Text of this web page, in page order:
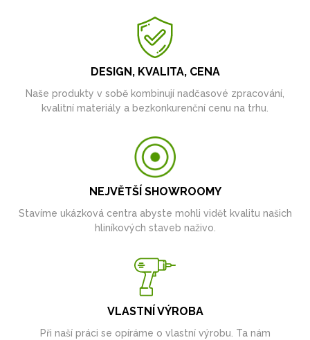
DESIGN, KVALITA, CENA
Naše produkty v sobě kombinují nadčasové zpracování,
kvalitní materiály a bezkonkurenční cenu na trhu.
NEJVĚTŠÍ SHOWROOMY
Stavíme ukázková centra abyste mohli vidět kvalitu našich
hliníkových staveb naživo.
VLASTNÍ VÝROBA
Při naší práci se opíráme o vlastní výrobu. Ta nám